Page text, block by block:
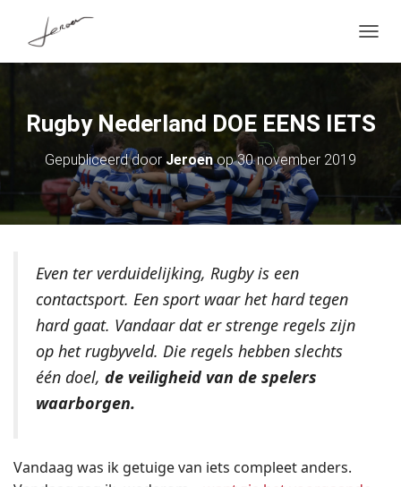
O
E
G
A
Rugby Nederland DOE EENS IETS
Gepubliceerd door Jeroenop30 november 2019
Even ter verduidelijking, Rugby is een
contactsport. Een sport waar het hard tegen
hard gaat. Vandaar dat er strenge regels zijn
op het rugbyveld. Die regels hebben slechts
één doel, de veiligheid van de spelers
waarborgen.
Vandaag was ik getuige van iets compleet anders.